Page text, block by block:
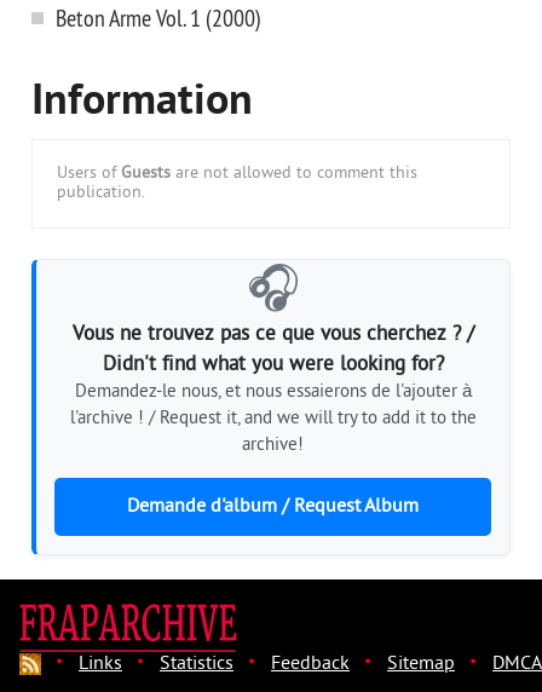
Beton Arme Vol. 1 (2000)
Information
Users of Guests are not allowed to comment this
publication.
🎧
Vous ne trouvez pas ce que vous cherchez ? /
Didn't find what you were looking for?
Demandez-le nous, et nous essaierons de l'ajouter à
l'archive ! / Request it, and we will try to add it to the
archive!
Demande d'album / Request Album
· Links · Statistics · Feedback · Sitemap · DMCA